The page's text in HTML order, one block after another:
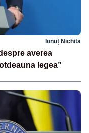
Ionuț Nichita
averea
legea”